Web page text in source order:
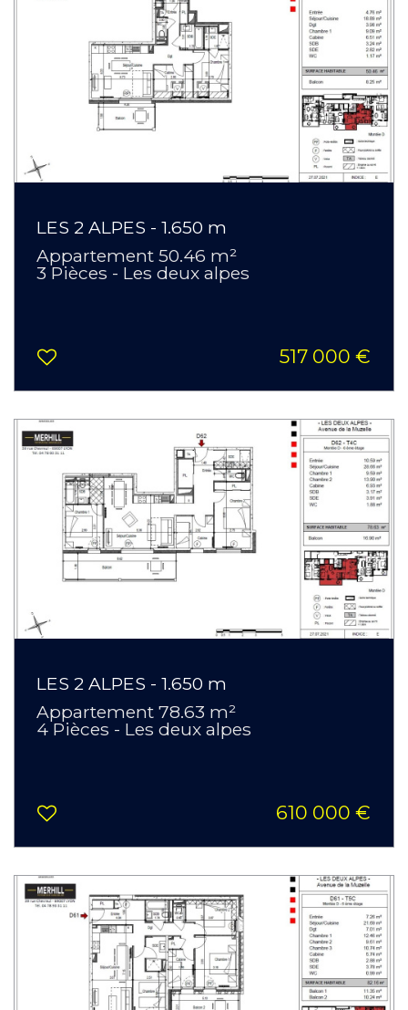
LES 2 ALPES - 1.650 m
Appartement 50.46 m²
3 Pièces - Les deux alpes
517 000 €
LES 2 ALPES - 1.650 m
Appartement 78.63 m²
4 Pièces - Les deux alpes
610 000 €